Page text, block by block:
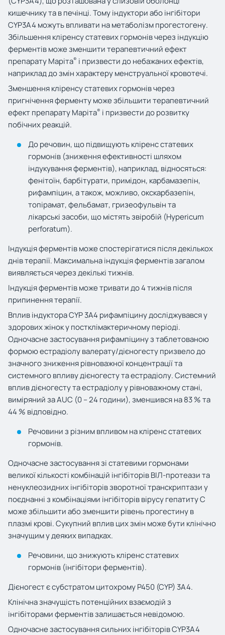
кишечнику та в печінці. Тому індуктори або інгібітори
CYP3A4 можуть впливати на метаболізм прогестогену.
Збільшення кліренсу статевих гормонів через індукцію
ферментів може зменшити терапевтичний ефект
препарату Маріта® і призвести до небажаних ефектів,
наприклад до змін характеру менструальної кровотечі.
Зменшення кліренсу статевих гормонів через
пригнічення ферменту може збільшити терапевтичний
ефект препарату Маріта® і призвести до розвитку
побічних реакцій.
До речовин, що підвищують кліренс статевих
гормонів (зниження ефективності шляхом
індукування ферментів), наприклад, відносяться:
фенітоїн, барбітурати, примідон, карбамазепін,
рифампіцин, а також, можливо, окскарбазепін,
топірамат, фельбамат, гризеофульвін та
лікарські засоби, що містять звіробій (Hypericum
perforatum).
Індукція ферментів може спостерігатися після декількох
днів терапії. Максимальна індукція ферментів загалом
виявляється через декількі тижнів.
Індукція ферментів може тривати до 4 тижнів після
припинення терапії.
Вплив індуктора CYP 3А4 рифампіцину досліджувався у
здорових жінок у постклімактеричному періоді.
Одночасне застосування рифампіцину з таблетованою
формою естрадіолу валерату/дієногесту призвело до
значного зниження рівноважної концентрації та
системного впливу дієногесту та естрадіолу. Системний
вплив дієногесту та естрадіолу у рівноважному стані,
виміряний за AUC (0 – 24 години), зменшився на 83 % та
44 % відповідно.
Речовини з різним впливом на кліренс статевих
гормонів.
Одночасне застосування зі статевими гормонами
великої кількості комбінацій інгібіторів ВІЛ-протеази та
ненуклеозидних інгібіторів зворотної транскриптази у
поєднанні з комбінаціями інгібіторів вірусу гепатиту С
може збільшити або зменшити рівень прогестину в
плазмі крові. Сукупний вплив цих змін може бути клінічно
значущим у деяких випадках.
Речовини, що знижують кліренс статевих
гормонів (інгібітори ферментів).
Дієногест є субстратом цитохрому P450 (CYP) 3A4.
Клінічна значущість потенційних взаємодій з
інгібіторами ферментів залишається невідомою.
Одночасне застосування сильних інгібіторів CYP3A4